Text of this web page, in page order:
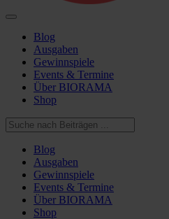
Blog
Ausgaben
Gewinnspiele
Events & Termine
Über BIORAMA
Shop
Blog
Ausgaben
Gewinnspiele
Events & Termine
Über BIORAMA
Shop